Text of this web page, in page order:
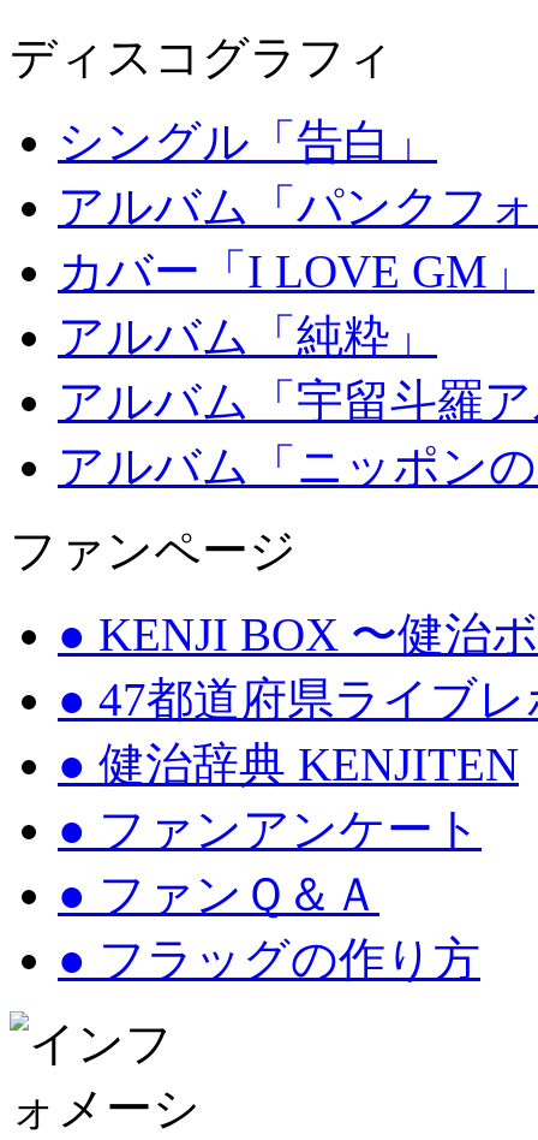
ディスコグラフィ
シングル「告白」
アルバム「パンクフ
カバー「I LOVE GM」
アルバム「純粋」
アルバム「宇留斗羅
アルバム「ニッポン
ファンページ
● KENJI BOX 〜健治
● 47都道府県ライブ
● 健治辞典 KENJITEN
● ファンアンケート
● ファンＱ＆Ａ
● フラッグの作り方